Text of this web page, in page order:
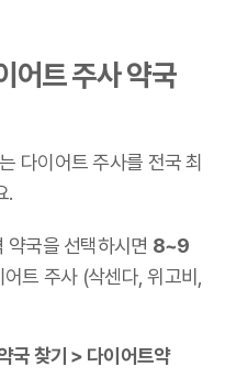
어트 주사 약국
다이어트 주사를 전국 최
.
약국을 선택하시면 8~9
트 주사 (삭센다, 위고비,
국 찾기 > 다이어트약